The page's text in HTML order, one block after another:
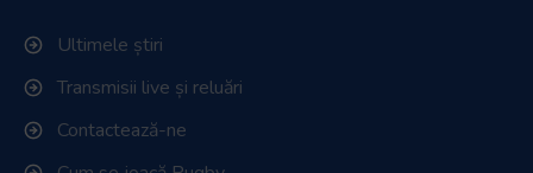
Ultimele știri
Transmisii live și reluări
Contactează-ne